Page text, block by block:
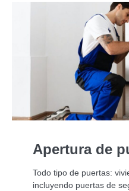
Apertura de
Todo tipo de puertas:
incluyendo puertas de